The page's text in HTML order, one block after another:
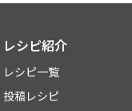
レシピ紹介
レシピ一覧
投稿レシピ